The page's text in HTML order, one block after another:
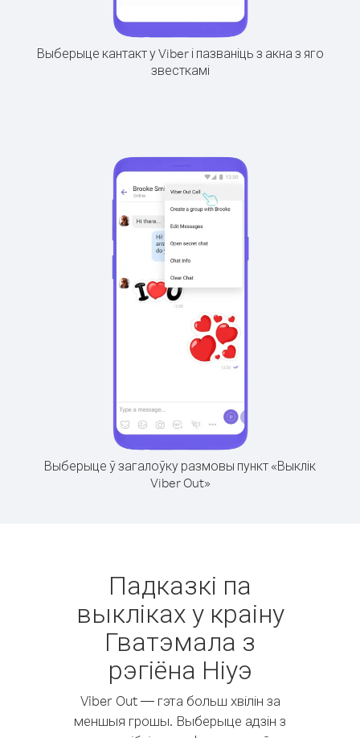
Выберыце кантакт у Viber і пазваніць з акна з яго
звесткамі
Выберыце ў загалоўку размовы пункт «Выклік
Viber Out»
Падказкі па
выкліках у краіну
Гватэмала з
рэгіёна Ніуэ
Viber Out — гэта больш хвілін за
меншыя грошы. Выберыце адзін з